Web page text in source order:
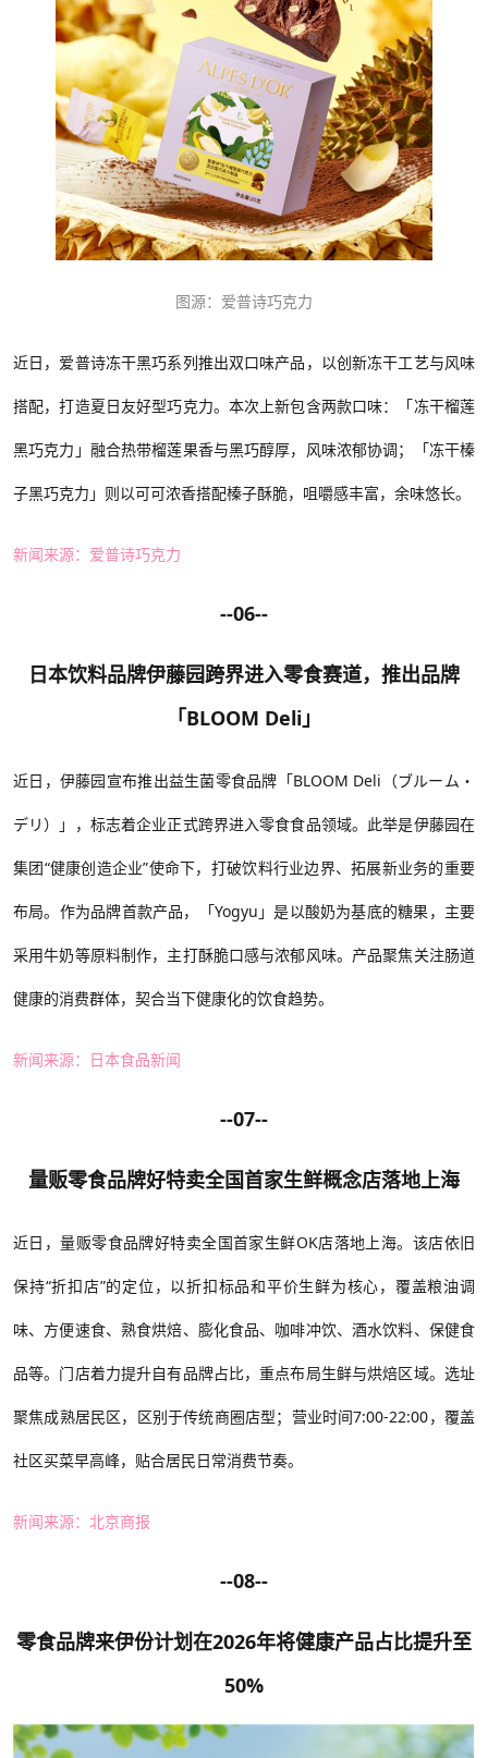
图源：爱普诗巧克力
近日，爱普诗冻干黑巧系列推出双口味产品，以创新冻干工艺与风味
搭配，打造夏日友好型巧克力。本次上新包含两款口味： 「冻干榴莲
黑巧克力」融合热带榴莲果香与黑巧醇厚，风味浓郁协调；「冻干榛
子黑巧克力」则以可可浓香搭配榛子酥脆，咀嚼感丰富，余味悠长。
新闻来源：爱普诗巧克力
--06--
日本饮料品牌伊藤园跨界进入零食赛道，推出品牌
「BLOOM Deli」
近日，伊藤园宣布推出益生菌零食品牌「BLOOM Deli（ブルーム・
デリ）」，标志着企业正式跨界进入零食食品领域。此举是伊藤园在
集团“健康创造企业”使命下，打破饮料行业边界、拓展新业务的重要
布局。作为品牌首款产品，「Yogyu」是以酸奶为基底的糖果，主要
采用牛奶等原料制作，主打酥脆口感与浓郁风味。产品聚焦关注肠道
健康的消费群体，契合当下健康化的饮食趋势。
新闻来源：日本食品新闻
--07--
量贩零食品牌好特卖全国首家生鲜概念店落地上海
近日 ，量贩零食品牌好特卖全国首家生鲜OK店落地上海。该店依旧
保持“折扣店”的定位，以折扣标品和平价生鲜为核心，覆盖粮油调
味、方便速食、熟食烘焙、膨化食品、咖啡冲饮、酒水饮料、保健食
品等。门店着力提升自有品牌占比，重点布局生鲜与烘焙区域。选址
聚焦成熟居民区，区别于传统商圈店型；营业时间7:00-22:00，覆盖
社区买菜早高峰，贴合居民日常消费节奏。
新闻来源：北京商报
--08--
零食品牌来伊份计划在2026年将健康产品占比提升至
50%